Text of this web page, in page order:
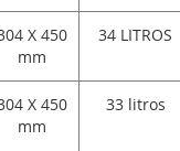
X 450
mm
34 LITROS
X 450
mm
33 litros